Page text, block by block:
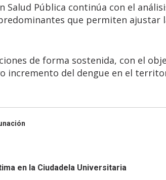
Pública continúa con el
que permiten ajustar
de forma sostenida, con el
incremento del dengue en el
en la Ciudadela Universitaria